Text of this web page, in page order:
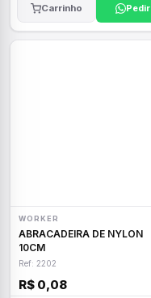
Carrinho Pedir
WORKER
ABRACADEIRA DE NYLON
10CM
Ref: 2202
R$ 0,08